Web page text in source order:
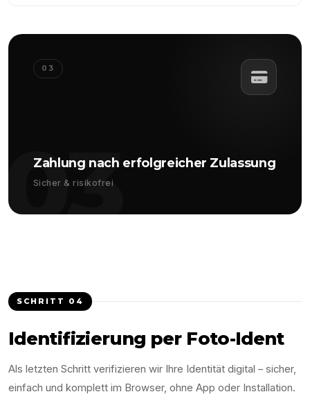
03
03
Zahlung nach erfolgreicher Zulassung
Sicher & risikofrei
SCHRITT 04
Identifizierung per Foto-Ident
Als letzten Schritt verifizieren wir Ihre Identität digital – sicher,
einfach und komplett im Browser, ohne App oder Installation.